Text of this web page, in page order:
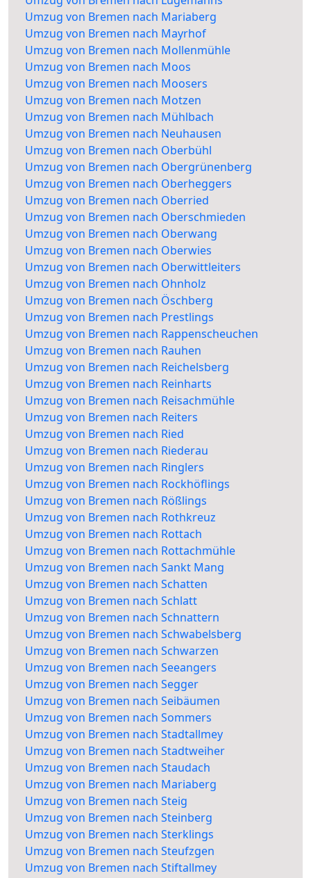
Umzug von Bremen nach Mariaberg
Umzug von Bremen nach Mayrhof
Umzug von Bremen nach Mollenmühle
Umzug von Bremen nach Moos
Umzug von Bremen nach Moosers
Umzug von Bremen nach Motzen
Umzug von Bremen nach Mühlbach
Umzug von Bremen nach Neuhausen
Umzug von Bremen nach Oberbühl
Umzug von Bremen nach Obergrünenberg
Umzug von Bremen nach Oberheggers
Umzug von Bremen nach Oberried
Umzug von Bremen nach Oberschmieden
Umzug von Bremen nach Oberwang
Umzug von Bremen nach Oberwies
Umzug von Bremen nach Oberwittleiters
Umzug von Bremen nach Ohnholz
Umzug von Bremen nach Öschberg
Umzug von Bremen nach Prestlings
Umzug von Bremen nach Rappenscheuchen
Umzug von Bremen nach Rauhen
Umzug von Bremen nach Reichelsberg
Umzug von Bremen nach Reinharts
Umzug von Bremen nach Reisachmühle
Umzug von Bremen nach Reiters
Umzug von Bremen nach Ried
Umzug von Bremen nach Riederau
Umzug von Bremen nach Ringlers
Umzug von Bremen nach Rockhöflings
Umzug von Bremen nach Rößlings
Umzug von Bremen nach Rothkreuz
Umzug von Bremen nach Rottach
Umzug von Bremen nach Rottachmühle
Umzug von Bremen nach Sankt Mang
Umzug von Bremen nach Schatten
Umzug von Bremen nach Schlatt
Umzug von Bremen nach Schnattern
Umzug von Bremen nach Schwabelsberg
Umzug von Bremen nach Schwarzen
Umzug von Bremen nach Seeangers
Umzug von Bremen nach Segger
Umzug von Bremen nach Seibäumen
Umzug von Bremen nach Sommers
Umzug von Bremen nach Stadtallmey
Umzug von Bremen nach Stadtweiher
Umzug von Bremen nach Staudach
Umzug von Bremen nach Mariaberg
Umzug von Bremen nach Steig
Umzug von Bremen nach Steinberg
Umzug von Bremen nach Sterklings
Umzug von Bremen nach Steufzgen
Umzug von Bremen nach Stiftallmey